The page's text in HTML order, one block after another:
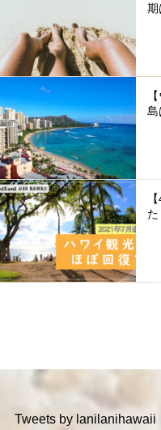
期
島
た
Tweets by lanilanihawaii